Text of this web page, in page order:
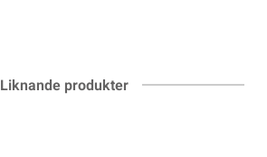
Liknande produkter